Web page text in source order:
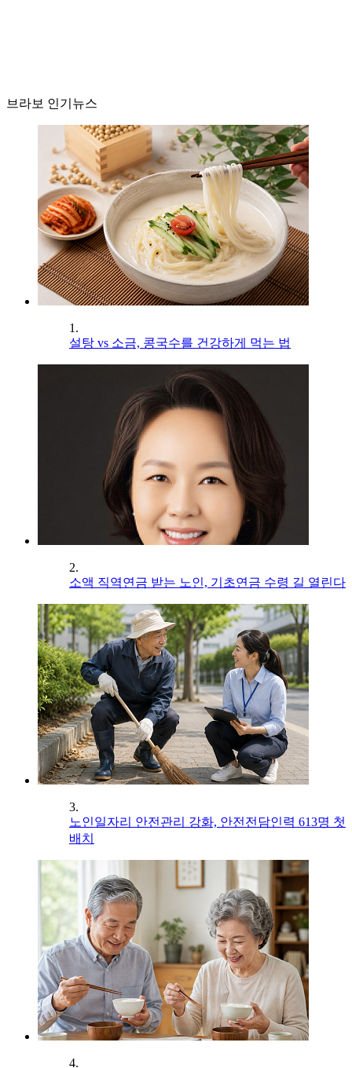
브라보 인기뉴스
1.
설탕 vs 소금, 콩국수를 건강하게 먹는 법
2.
소액 직역연금 받는 노인, 기초연금 수령 길 열린다
3.
노인일자리 안전관리 강화, 안전전담인력 613명 첫
배치
4.